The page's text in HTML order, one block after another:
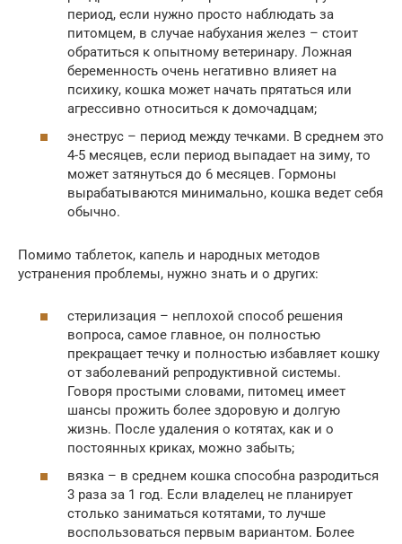
период, если нужно просто наблюдать за
питомцем, в случае набухания желез – стоит
обратиться к опытному ветеринару. Ложная
беременность очень негативно влияет на
психику, кошка может начать прятаться или
агрессивно относиться к домочадцам;
энеструс – период между течками. В среднем это
4-5 месяцев, если период выпадает на зиму, то
может затянуться до 6 месяцев. Гормоны
вырабатываются минимально, кошка ведет себя
обычно.
Помимо таблеток, капель и народных методов
устранения проблемы, нужно знать и о других:
стерилизация – неплохой способ решения
вопроса, самое главное, он полностью
прекращает течку и полностью избавляет кошку
от заболеваний репродуктивной системы.
Говоря простыми словами, питомец имеет
шансы прожить более здоровую и долгую
жизнь. После удаления о котятах, как и о
постоянных криках, можно забыть;
вязка – в среднем кошка способна разродиться
3 раза за 1 год. Если владелец не планирует
столько заниматься котятами, то лучше
воспользоваться первым вариантом. Более